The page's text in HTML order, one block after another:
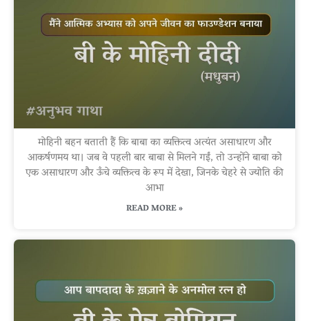
मोहिनी बहन बताती हैं कि बाबा का व्यक्तित्व अत्यंत असाधारण और
आकर्षणमय था। जब वे पहली बार बाबा से मिलने गईं, तो उन्होंने बाबा को
एक असाधारण और ऊँचे व्यक्तित्व के रूप में देखा, जिनके चेहरे से ज्योति की
आभा
READ MORE »